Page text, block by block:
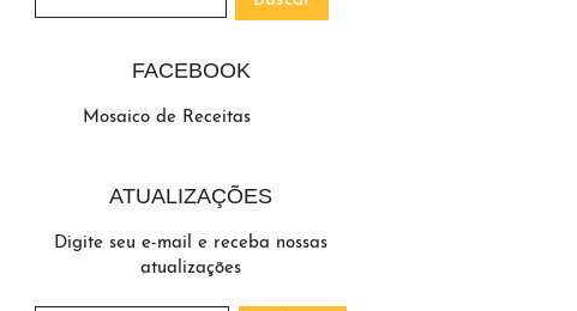
FACEBOOK
Mosaico de Receitas
ATUALIZAÇÕES
Digite seu e-mail e receba nossas
atualizações